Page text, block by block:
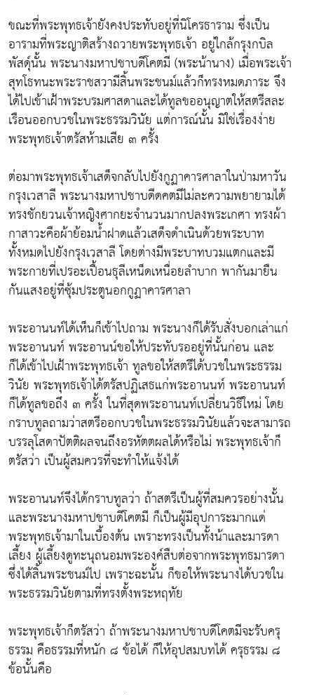
ขณะที่พระพุทธเจ้ายังคงประทับอยู่ที่นิโครธาราม ซึ่งเป็น
อารามที่พระญาติสร้างถวายพระพุทธเจ้า อยู่ใกล้กรุงกบิล
พัสดุ์นั้น พระนางมหาปชาบดีโคตมี (พระน้านาง) เมื่อพระเจ้า
สุทโธทนะพระราชสวามีสิ้นพระชนม์แล้วก็ทรงหมดภาระ จึง
ได้ไปเข้าเฝ้าพระบรมศาสดาและได้ทูลขออนุญาตให้สตรีสละ
เรือนออกบวชในพระธรรมวินัย แต่การณ์นั้น มิใช่เรื่องง่าย
พระพุทธเจ้าตรัสห้ามเสีย ๓ ครั้ง
ต่อมาพระพุทธเจ้าเสด็จกลับไปยังกูฏาคารศาลาในป่ามหาวัน
กรุงเวสาลี พระนางมหาปชาบดีดคตมีไม่ละความพยายามได้
ทรงชักยวนเจ้าหญิงศากยะจำนวนมากปลงพระเกศา ทรงผ้า
กาสาวะคือผ้าย้อมน้ำฝาดแล้วเสด็จดำเนินด้วยพระบาท
ทั้งหมดไปยังกรุงเวสาลี โดยต่างมีพระบาทบวมแตกและมี
พระกายที่เปรอะเปื้อนธุลีเหน็ดเหนื่อยลำบาก พากันมายืน
กันแสงอยู่ที่ซุ้มประตูนอกกูฏาคารศาลา
พระอานนท์ได้เห็นก็เข้าไปถาม พระนางก็ได้รับสั่งบอกเล่าแก่
พระอานนท์ พระอานน์ขอให้ประทับรออยู่ที่นั้นก่อน และ
ก็ได้เข้าไปเฝ้าพระพุทธเจ้า ทูลขอให้สตรีได้บวชในพระธรรม
วินัย พระพุทธเจ้าได้ตรัสปฏิเสธแก่พระอานนท์ พระอานนท์
ก็ได้ทูลขอถึง ๓ ครั้ง ในที่สุดพระอานนท์เปลี่ยนวิธีใหม่ โดย
กราบทูลถามว่าสตรีออกบวชในพระธรรมวินัยแล้วจะสามารถ
บรรลุโสดาปัตติผลจนถึงอรหัตตผลได้หรือไม่ พระพุทธเจ้าก็
ตรัสว่า เป็นผู้สมควรที่จะทำให้แจ้งได้
พระอานนท์จึงได้กราบทูลว่า ถ้าสตรีเป็นผู้ที่สมควรอย่างนั้น
และพระนางมหาปชาบดีโคตมี ก็เป็นผู้มีอุปการะมากแด่
พระพุทธเจ้ามาในเบื้องต้น เพราะทรงเป็นทั้งน้าและมารดา
เลี้ยง ผู้เลี้ยงดูทะนุถนอมพระองค์สืบต่อจากพระพุทธมารดา
ซึ่งได้สิ้นพระชนม์ไป เพราะฉะนั้น ก็ขอให้พระนางได้บวชใน
พระธรรมวินัยตามที่ทรงตั้งพระหฤทัย
พระพุทธเจ้าก็ตรัสว่า ถ้าพระนางมหาปชาบดีโคตมีจะรับครุ
ธรรม คือธรรมที่หนัก ๘ ข้อได้ ก็ให้อุปสมบทได้ ครุธรรม ๘
ข้อนั้นคือ